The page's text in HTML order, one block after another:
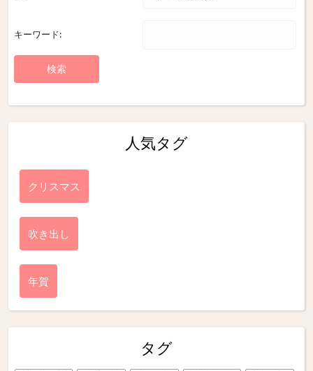
キーワード:
人気タグ
クリスマス
吹き出し
年賀
タグ